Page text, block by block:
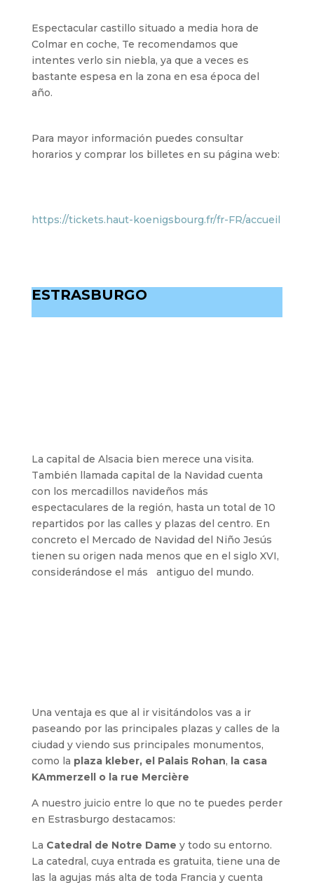
Espectacular castillo situado a media hora de
Colmar en coche, Te recomendamos que
intentes verlo sin niebla, ya que a veces es
bastante espesa en la zona en esa época del
año.
Para mayor información puedes consultar
horarios y comprar los billetes en su página web:
https://tickets.haut-koenigsbourg.fr/fr-FR/accueil
ESTRASBURGO
La capital de Alsacia bien merece una visita.
También llamada capital de la Navidad cuenta
con los mercadillos navideños más
espectaculares de la región, hasta un total de 10
repartidos por las calles y plazas del centro. En
concreto el Mercado de Navidad del Niño Jesús
tienen su origen nada menos que en el siglo XVI,
considerándose el más antiguo del mundo.
Una ventaja es que al ir visitándolos vas a ir
paseando por las principales plazas y calles de la
ciudad y viendo sus principales monumentos,
como la plaza kleber, el Palais Rohan, la casa
KAmmerzell o la rue Mercière
A nuestro juicio entre lo que no te puedes perder
en Estrasburgo destacamos:
La Catedral de Notre Dame y todo su entorno.
La catedral, cuya entrada es gratuita, tiene una de
las la agujas más alta de toda Francia y cuenta